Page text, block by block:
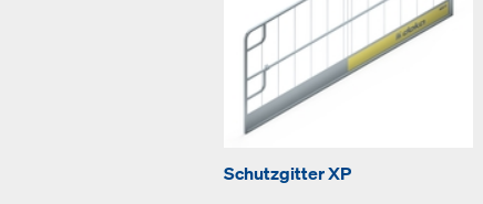
Schutzgitter XP